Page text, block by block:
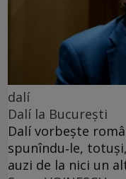
dalí
Dalí la București
Dalí vorbește
spunîndu‑le,
auzi de la nici un